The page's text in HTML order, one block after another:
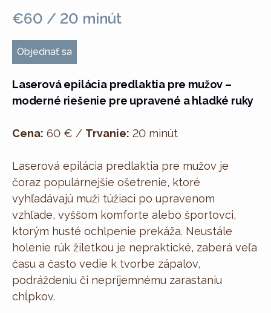
€60 / 20 minút
Objednať sa
Laserová epilácia predlaktia pre mužov –
moderné riešenie pre upravené a hladké ruky
Cena: 60 € / Trvanie: 20 minút
Laserová epilácia predlaktia pre mužov je
čoraz populárnejšie ošetrenie, ktoré
vyhľadávajú muži túžiaci po upravenom
vzhľade, vyššom komforte alebo športovci,
ktorým husté ochlpenie prekáža. Neustále
holenie rúk žiletkou je nepraktické, zaberá veľa
času a často vedie k tvorbe zápalov,
podráždeniu či nepríjemnému zarastaniu
chĺpkov.